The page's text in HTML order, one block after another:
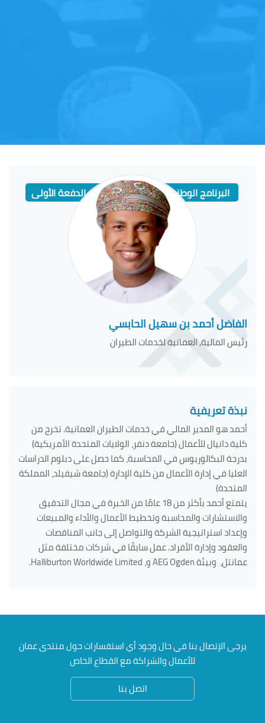
البرنامج الوطني للرؤساء التنفيذيين , الدفعة الأولى
الفاضل أحمد بن سهيل الحابسي
رئيس المالية, العمانية لخدمات الطيران
نبذة تعريفية
أحمد هو المدير المالي في خدمات الطيران العمانية. تخرج من
كلية دانيال للأعمال (جامعة دنفر، الولايات المتحدة الأمريكية)
بدرجة البكالوريوس في المحاسبة، كما حصل على دبلوم الدراسات
العليا في إدارة الأعمال من كلية الإدارة (جامعة شيفيلد، المملكة
المتحدة)
يتمتع أحمد بأكثر من 18 عامًا من الخبرة في مجال التدقيق
والاستشارات والمحاسبة وتخطيط الأعمال والأداء والمبيعات
وإعداد استراتيجية الشركة والتواصل إلى جانب المناقصات
والعقود وإدارة الأفراد. عمل سابقًا في شركات مختلفة مثل
عمانتل، وبيئة
Halliburton Worldwide Limitedو،AEG Ogden
.
يرجى الإتصال بنا في حال وجود أي استفسارات حول منتدى عمان
للأعمال والشراكة مع القطاع الخاص
اتصل بنا